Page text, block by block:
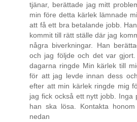
tjänar, berättade jag mitt
min före detta kärlek lämnade
att få ett bra betalande jobb.
kommit till rätt ställe där jag
några biverkningar. Han
och jag följde och det var
dagarna ringde Min kärlek till
för att jag levde innan dess
efter att min kärlek ringde mig
jag fick också ett nytt jobb.
han ska lösa. Kontakta
nedan